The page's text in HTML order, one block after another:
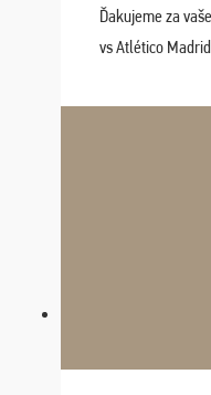
Ďakujeme za
vs Atlético
spokojnosti.